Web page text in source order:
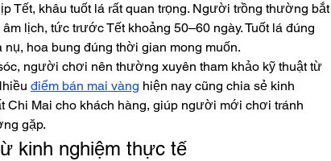
Tết, khâu tuốt lá rất quan trọng. Người trồng thường bắt
lịch, tức trước Tết khoảng 50–60 ngày. Tuốt lá đúng
nụ, hoa bung đúng thời gian mong muốn.
người chơi nên thường xuyên tham khảo kỹ thuật từ
điểm bán mai vàng hiện nay cũng chia sẻ kinh
Chi Mai cho khách hàng, giúp người mới chơi tránh
gặp.
kinh nghiệm thực tế